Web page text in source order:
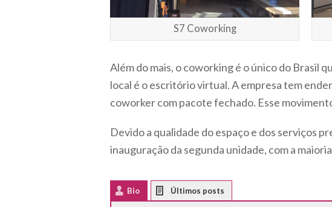
S7 Coworking
Além do mais, o coworking é o único do Brasil
local é o escritório virtual. A empresa tem
coworker com pacote fechado. Esse
Devido a qualidade do espaço e dos serviços
inauguração da segunda unidade, com a
Bio